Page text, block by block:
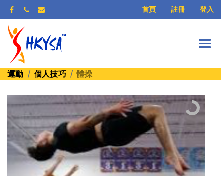
首頁 註冊 登入
運動 個人技巧 體操